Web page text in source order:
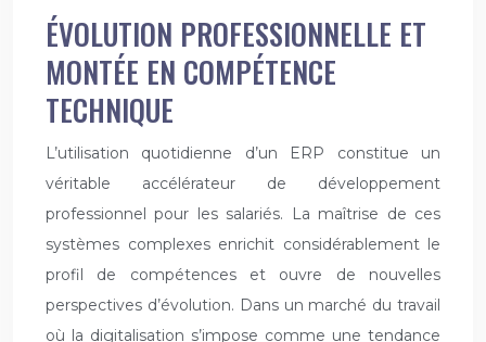
ÉVOLUTION PROFESSIONNELLE ET
MONTÉE EN COMPÉTENCE
TECHNIQUE
L’utilisation quotidienne d’un ERP constitue un
véritable accélérateur de développement
professionnel pour les salariés. La maîtrise de ces
systèmes complexes enrichit considérablement le
profil de compétences et ouvre de nouvelles
perspectives d’évolution. Dans un marché du travail
où la digitalisation s’impose comme une tendance